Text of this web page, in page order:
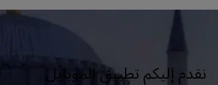
نقدم إليكم تطبيق الموبايل